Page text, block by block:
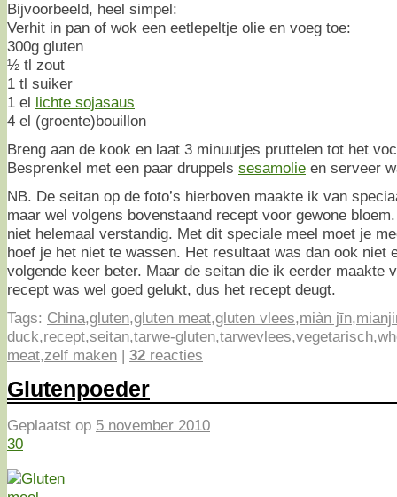
Bijvoorbeeld, heel simpel:
Verhit in pan of wok een eetlepeltje olie en voeg toe:
300g gluten
½ tl zout
1 tl suiker
1 el lichte sojasaus
4 el (groente)bouillon
Breng aan de kook en laat 3 minuutjes pruttelen tot het
Besprenkel met een paar druppels sesamolie en serveer
NB. De seitan op de foto’s hierboven maakte ik van
maar wel volgens bovenstaand recept voor gewone
niet helemaal verstandig. Met dit speciale meel moet je
hoef je het niet te wassen. Het resultaat was dan ook niet
volgende keer beter. Maar de seitan die ik eerder maakte
recept was wel goed gelukt, dus het recept deugt.
Tags: China,gluten,gluten meat,gluten vlees,miàn jīn,
duck,recept,seitan,tarwe-gluten,tarwevlees,vegetarisch,
meat,zelf maken | 32 reacties
Glutenpoeder
Geplaatst op 5 november 2010
30